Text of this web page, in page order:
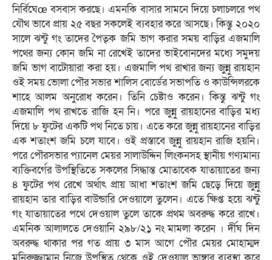
নির্বিঘেœ বসবাস করছে। এমনকি বাসার সামনে দিয়ে চলাচলরে পথ
যৌথ ভাবে প্রায় ২৫ বছর সকলেই ব্যবহার করে আসছে। কিন্তু ২০২০
সালে ঝন্টু গং তাদের পৈতৃক জমি ভাগ করার সময় বাড়ির এজমালি
পথের জন্য কোন জমি না রেখেই তাদের ভাইবোনদের মধ্যে সমুদয়
জমি ভাগ বাটোয়ারা করা হয়। এজমালি পথ রাখার জন্য জুন্নু রায়হান
ওই সময় ভোলা পৌর সভার শালিস বোর্ডের সভাপতি ও কাউন্সিলরকে
শাহে আলম অনুরোধ করেন। তিনি চেষ্টাও করেন। কিন্তু ঝন্টু গং
এজমালি পথ রাখতে রাজি হন নি। পরে জুন্নু রায়হানের বাড়ির মধ্য
দিয়ে ৮ ফুটের একটি পথ নিতে চায়। এতে করে জুন্নু রায়হানের বাড়ির
এক শতাংশ জমি চলে যাবে। ওই প্রস্তাবে জুন্নু রায়হান রাজি হয়নি।
পরে পৌরসভার প্যানেল মেয়র সালাউদ্দিন লিংকনসহ স্থানীয় গণ্যমান্য
ব্যক্তিবর্গের উপস্থিতিতে সকলের সিদ্ধান্ত মোতাবেক যাতায়াতের জন্য
৪ ফুটের পথ রেখে অর্থাৎ প্রায় আধা শতাংশ জমি ছেড়ে দিয়ে জুন্নু
রায়হান তার বাড়ির বাউন্ডারি দেওয়ালে তুলেন। এতে ক্ষিপ্ত হয়ে ঝন্টু
গং যাতায়াতের পথে দেওয়াল তুলে তাকে প্রথম অবরুদ্ধ করে রাখে।
এমনিক আলালতে দেওয়ানি ২৯৮/২১ নং মামলা করেন । র্দীঘ দিন
অবরুদ্ধ থাকার পর গত প্রায় ৩ মাস আগে পৌর মেয়র মোহাম্মদ